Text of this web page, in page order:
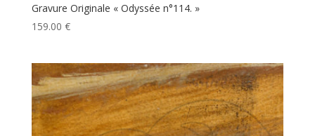
Gravure Originale « Odyssée n°114. »
159.00 €